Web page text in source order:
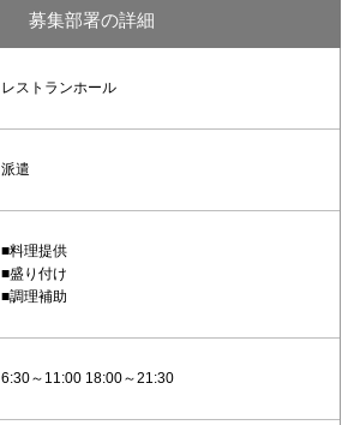
募集部署の詳細
レストランホール
派遣
■料理提供
■盛り付け
■調理補助
6:30～11:00 18:00～21:30